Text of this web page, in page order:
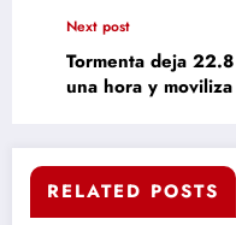
Next post
Tormenta deja
una hora y
RELATED POSTS